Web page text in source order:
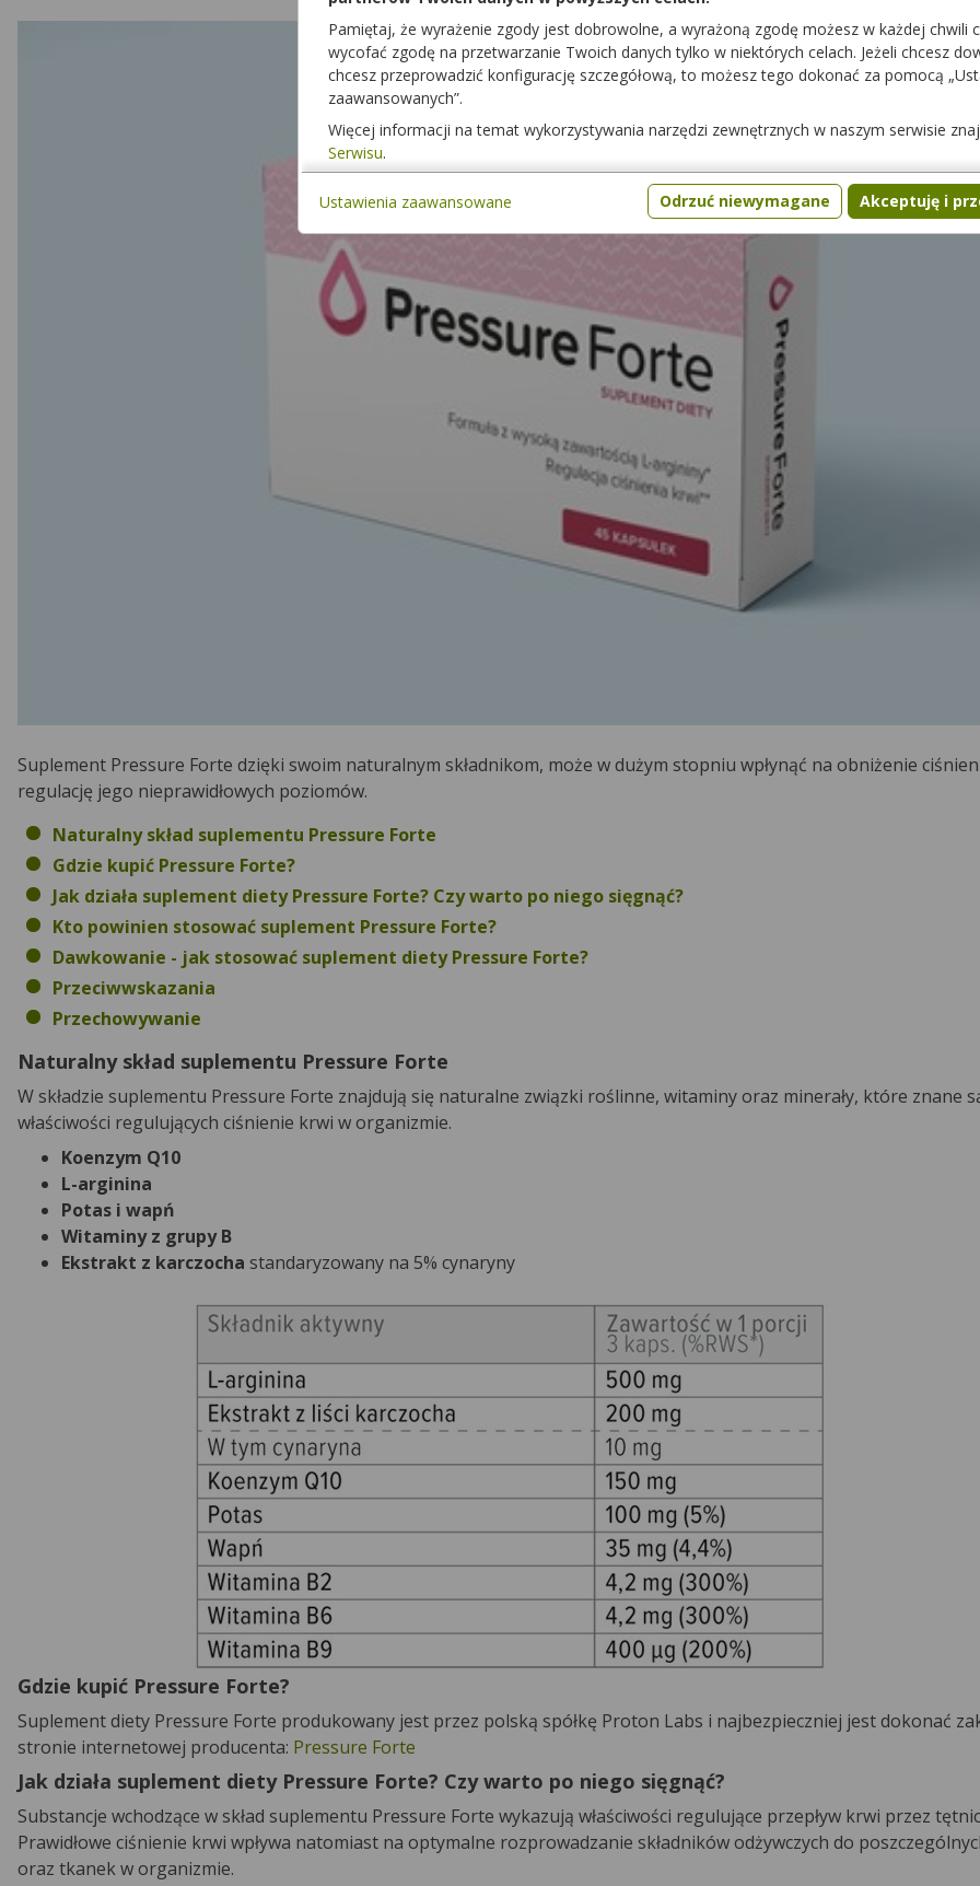
Suplement Pressure Forte dzięki swoim naturalnym składnikom, może w dużym stopniu wpłynąć na obniżenie
regulację jego nieprawidłowych poziomów.
Naturalny skład suplementu Pressure Forte
Gdzie kupić Pressure Forte?
Jak działa suplement diety Pressure Forte? Czy warto po niego sięgnąć?
Kto powinien stosować suplement Pressure Forte?
Dawkowanie - jak stosować suplement diety Pressure Forte?
Przeciwwskazania
Przechowywanie
Naturalny skład suplementu Pressure Forte
W składzie suplementu Pressure Forte znajdują się naturalne związki roślinne, witaminy oraz minerały, które znane
właściwości regulujących ciśnienie krwi w organizmie.
Koenzym Q10
L-arginina
Potas i wapń
Witaminy z grupy B
Ekstrakt z karczocha standaryzowany na 5% cynaryny
Gdzie kupić Pressure Forte?
Suplement diety Pressure Forte produkowany jest przez polską spółkę Proton Labs i najbezpieczniej jest dokonać
stronie internetowej producenta: Pressure Forte
Jak działa suplement diety Pressure Forte? Czy warto po niego sięgnąć?
Substancje wchodzące w skład suplementu Pressure Forte wykazują właściwości regulujące przepływ krwi przez
Prawidłowe ciśnienie krwi wpływa natomiast na optymalne rozprowadzanie składników odżywczych do
oraz tkanek w organizmie.
Pamiętaj, że wyrażenie zgody jest dobrowolne, a wyrażoną zgodę możesz w każdej chwili
wycofać zgodę na przetwarzanie Twoich danych tylko w niektórych celach. Jeżeli chcesz
chcesz przeprowadzić konfigurację szczegółową, to możesz tego dokonać za pomocą
zaawansowanych”.
Więcej informacji na temat wykorzystywania narzędzi zewnętrznych w naszym serwisie
Serwisu.
Odrzuć niewymagane Akceptuję i
Ustawienia zaawansowane